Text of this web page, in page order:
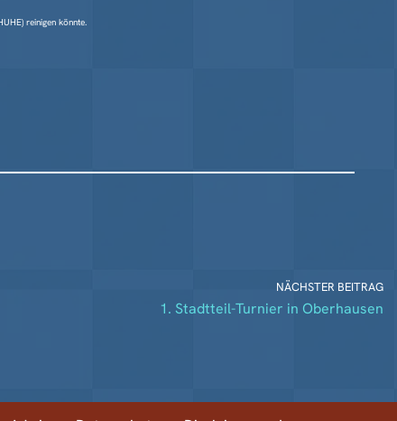
reinigen könnte.
NÄCHSTER BEITRAG
1. Stadtteil-Turnier in Oberhausen